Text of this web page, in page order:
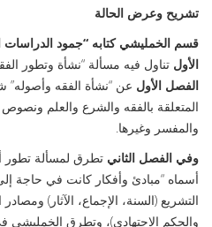
تشريح وعرض الحالة
قسم الخمليشي كتابه “جمود الدراسات
الأول تناول فيه مسألة “نشأة وتطور
الفصل الأول عن “نشأة الفقه
المتعلقة بالفقه والشرع والعلم
والمفسر وغيرها.
وفي الفصل الثاني تطرق لمسألة تطور
أسماه “مبادئ وأفكار كانت في حاجة
التشريع (السنة، الإجماع، الآثار) ومصادر
والحكم الاجتهادي)، وتطرق الخمليشي